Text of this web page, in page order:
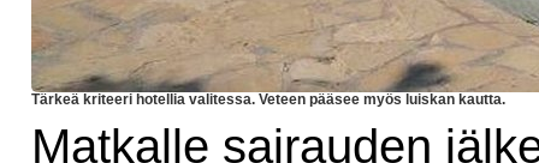
Tärkeä kriteeri hotellia valitessa. Veteen pääsee myös luiskan kautta.
Matkalle sairauden